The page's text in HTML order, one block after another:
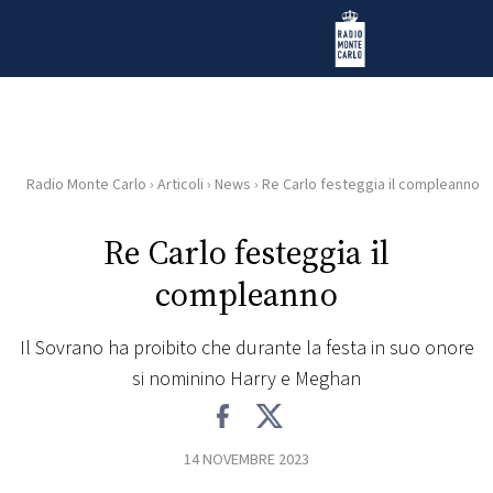
Radio Monte Carlo
HOME
RADIO
Radio Monte Carlo › Articoli › News › Re Carlo festeggia il compleanno
Re Carlo festeggia il
compleanno
Il Sovrano ha proibito che durante la festa in suo onore
si nominino Harry e Meghan
14 NOVEMBRE 2023